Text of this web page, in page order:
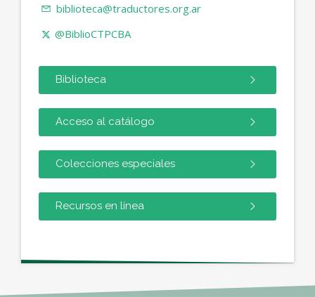
biblioteca@traductores.org.ar
@BiblioCTPCBA
Biblioteca
Acceso al catálogo
Colecciones especiales
Recursos en línea